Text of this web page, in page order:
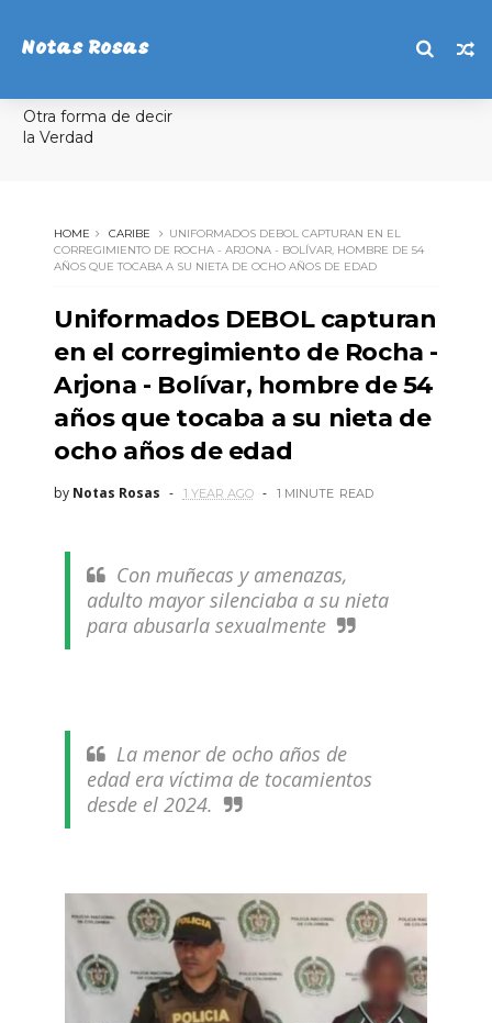
Notas Rosas
Otra forma de decir
la Verdad
HOME CARIBE
UNIFORMADOS DEBOL CAPTURAN EN EL
CORREGIMIENTO DE ROCHA - ARJONA - BOLÍVAR, HOMBRE DE 54
AÑOS QUE TOCABA A SU NIETA DE OCHO AÑOS DE EDAD
Uniformados DEBOL capturan
en el corregimiento de Rocha -
Arjona - Bolívar, hombre de 54
años que tocaba a su nieta de
ocho años de edad
by Notas Rosas 1 YEAR AGO 1 MINUTE READ
Con muñecas y amenazas,
adulto mayor silenciaba a su nieta
para abusarla sexualmente
La menor de ocho años de
edad era víctima de tocamientos
desde el 2024.